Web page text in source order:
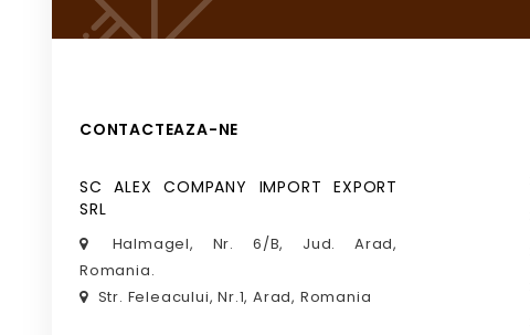
CONTACTEAZA-NE
SC ALEX COMPANY IMPORT EXPORT
SRL
Halmagel, Nr. 6/B, Jud. Arad,
Romania.
Str. Feleacului, Nr.1, Arad, Romania